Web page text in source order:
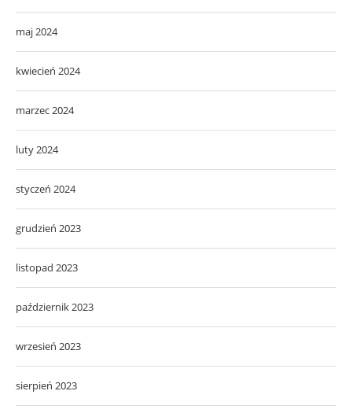
maj 2024
kwiecień 2024
marzec 2024
luty 2024
styczeń 2024
grudzień 2023
listopad 2023
październik 2023
wrzesień 2023
sierpień 2023